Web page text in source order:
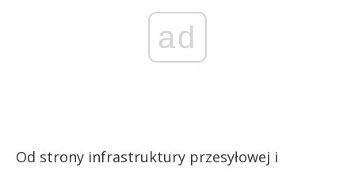
ad
Od strony infrastruktury przesyłowej i